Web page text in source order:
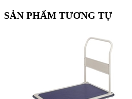
SẢN PHẨM TƯƠNG TỰ